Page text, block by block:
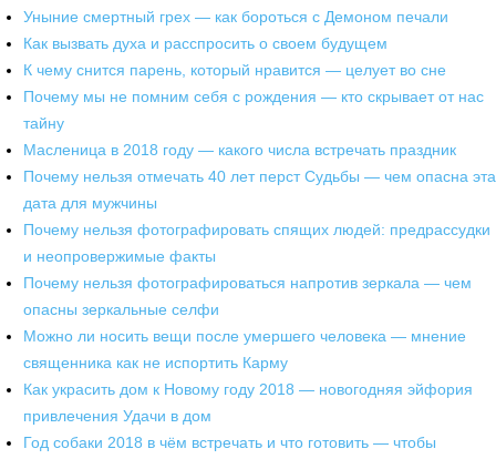
Уныние смертный грех — как бороться с Демоном печали
Как вызвать духа и расспросить о своем будущем
К чему снится парень, который нравится — целует во сне
Почему мы не помним себя с рождения — кто скрывает от нас
тайну
Масленица в 2018 году — какого числа встречать праздник
Почему нельзя отмечать 40 лет перст Судьбы — чем опасна эта
дата для мужчины
Почему нельзя фотографировать спящих людей: предрассудки
и неопровержимые факты
Почему нельзя фотографироваться напротив зеркала — чем
опасны зеркальные селфи
Можно ли носить вещи после умершего человека — мнение
священника как не испортить Карму
Как украсить дом к Новому году 2018 — новогодняя эйфория
привлечения Удачи в дом
Год собаки 2018 в чём встречать и что готовить — чтобы